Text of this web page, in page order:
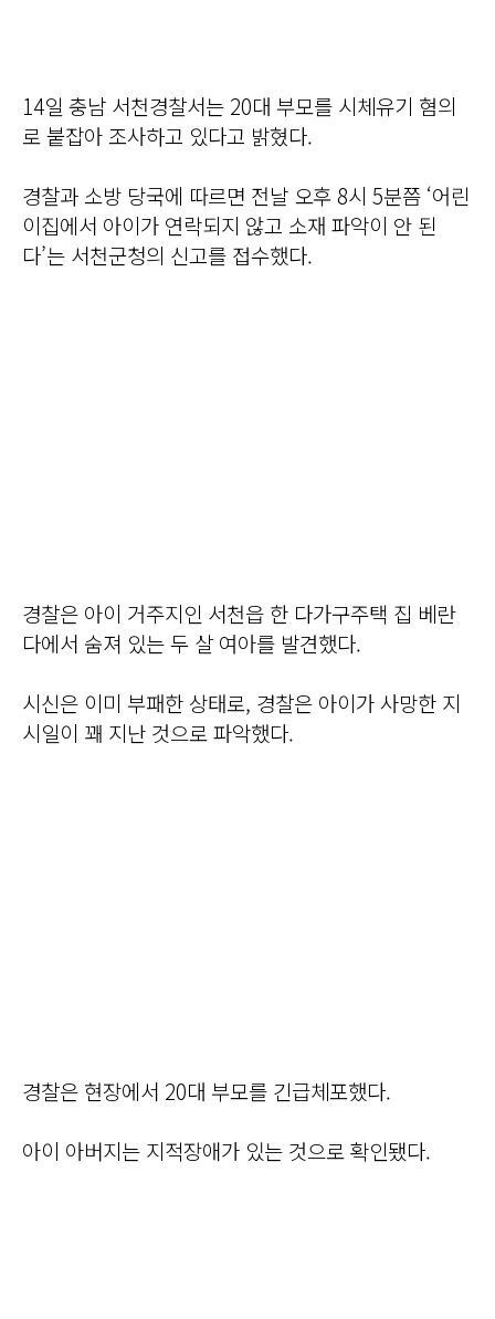
14일 충남 서천경찰서는 20대 부모를 시체유기 혐의
로 붙잡아 조사하고 있다고 밝혔다.
경찰과 소방 당국에 따르면 전날 오후 8시 5분쯤 ‘어린
이집에서 아이가 연락되지 않고 소재 파악이 안 된
다’는 서천군청의 신고를 접수했다.
경찰은 아이 거주지인 서천읍 한 다가구주택 집 베란
다에서 숨져 있는 두 살 여아를 발견했다.
시신은 이미 부패한 상태로, 경찰은 아이가 사망한 지
시일이 꽤 지난 것으로 파악했다.
경찰은 현장에서 20대 부모를 긴급체포했다.
아이 아버지는 지적장애가 있는 것으로 확인됐다.